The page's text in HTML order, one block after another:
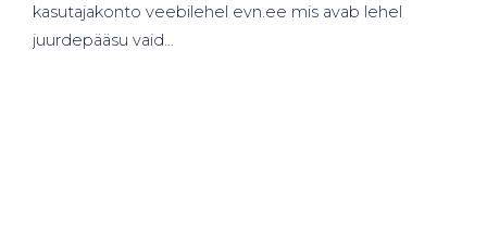
kasutajakonto veebilehel evn.ee mis avab lehel
juurdepääsu vaid…